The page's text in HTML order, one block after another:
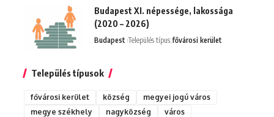
Budapest XI. népessége, lakossága
(2020 – 2026)
Budapest Település típus:fővárosi kerület
Település típusok
fővárosi kerület község
megyei jogú város
megye székhely
nagyközség város